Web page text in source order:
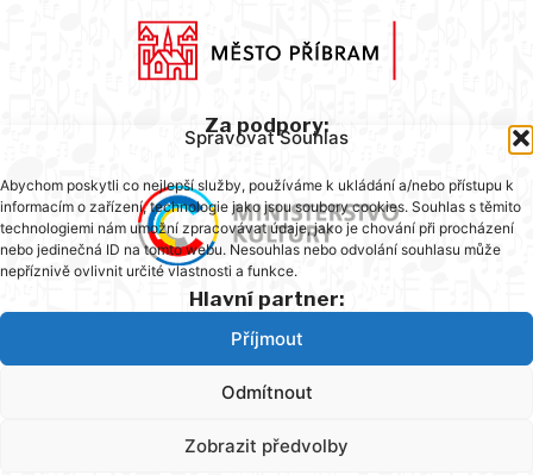
Spravovat Souhlas
Abychom poskytli co nejlepší služby, používáme k ukládání a/nebo přístupu k
informacím o zařízení, technologie jako jsou soubory cookies. Souhlas s těmito
technologiemi nám umožní zpracovávat údaje, jako je chování při procházení
nebo jedinečná ID na tomto webu. Nesouhlas nebo odvolání souhlasu může
nepříznivě ovlivnit určité vlastnosti a funkce.
Příjmout
Odmítnout
Zobrazit předvolby
Za podpory:
Hlavní partner: